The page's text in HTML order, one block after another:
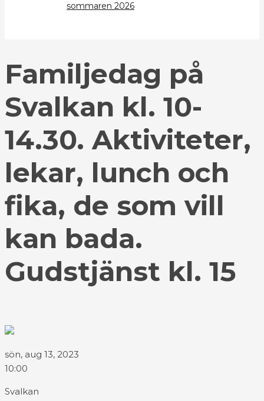
sommaren 2026
Familjedag på
Svalkan kl. 10-
14.30. Aktiviteter,
lekar, lunch och
fika, de som vill
kan bada.
Gudstjänst kl. 15
sön, aug 13, 2023
10:00
Svalkan